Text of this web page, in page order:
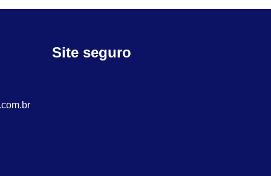
Site seguro